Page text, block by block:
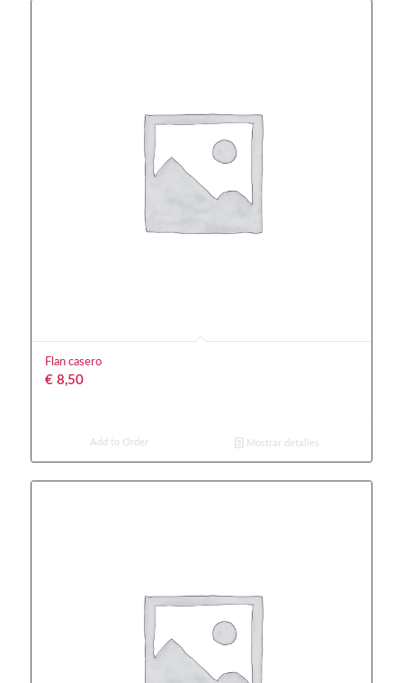
Flan casero
€8,50
Add to Order Mostrar detalles